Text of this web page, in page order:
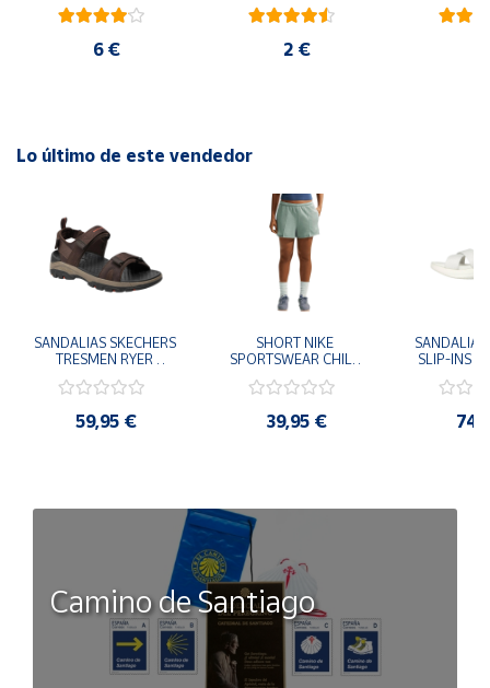
6 € 2 €
Lo último de este vendedor
SANDALIAS SKECHERS
TRESMEN RYER
205112-CHOC
COMODAS
59,95 €
SHORT NIKE
SPORTSWEAR CHILL
006 PANTALONES
39,95 €
SANDALIAS
SLIP-INS
Camino de Santiago